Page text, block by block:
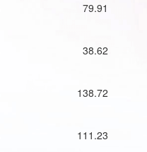
79.91
38.62
138.72
111.23